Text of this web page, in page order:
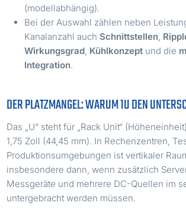
(modellabhängig).
Bei der Auswahl zählen neben
Kanalanzahl auchSchnittstellen
Wirkungsgrad Kühlkonzept und die
Integration.
DER PLATZMANGEL: WARUM 1U DEN
Das „U“ steht für „Rack Unit“
1,75 Zoll (44,45 mm). In Rechenzentren,
Produktionsumgebungen ist vertikaler
insbesondere dann, wenn zusätzlich
Messgeräte und mehrere DC-Quellen im
untergebracht werden müssen.